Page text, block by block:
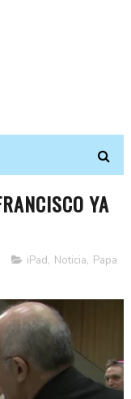
YA
iPad, Noticia, Papa